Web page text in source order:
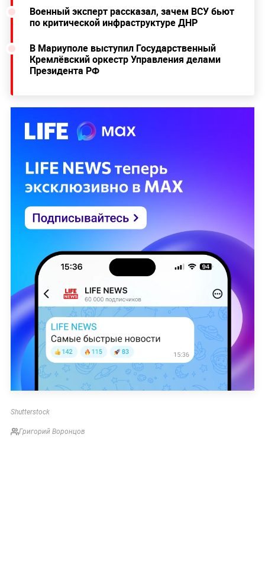
Военный эксперт рассказал, зачем ВСУ бьют
по критической инфраструктуре ДНР
В Мариуполе выступил Государственный
Кремлёвский оркестр Управления делами
Президента РФ
Shutterstock
Григорий Воронцов